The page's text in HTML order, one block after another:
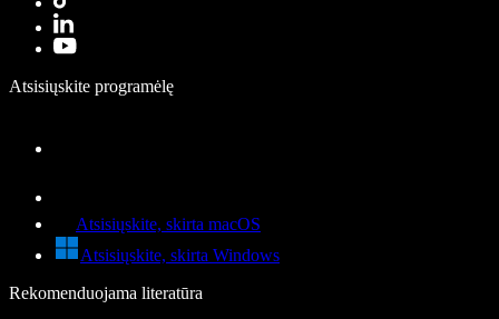
Atsisiųskite programėlę
Atsisiųskite, skirta macOS
Atsisiųskite, skirta Windows
Rekomenduojama literatūra